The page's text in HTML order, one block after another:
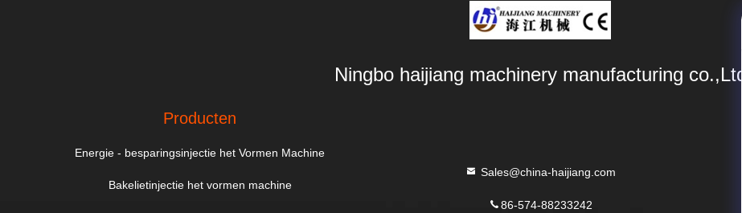
Ningbo haijiang machinery manufacturing co.,Ltd
Producten
Energie - besparingsinjectie het Vormen Machine
Bakelietinjectie het vormen machine
Sales@china-haijiang.com
86-574-88233242